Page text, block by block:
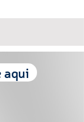
aqui